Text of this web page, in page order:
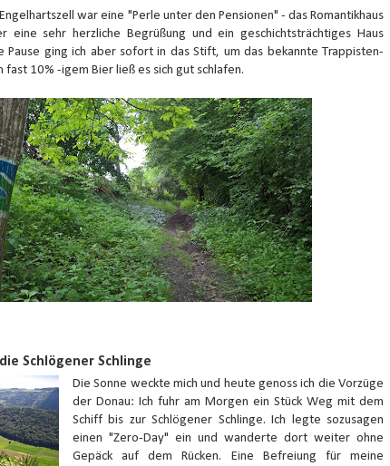
war eine "Perle unter den Pensionen" - das Romantikhaus
eine sehr herzliche Begrüßung und ein geschichtsträchtiges Haus
Pause ging ich aber sofort in das Stift, um das bekannte Trappisten-
fast 10% -igem Bier ließ es sich gut schlafen.
Schlögener Schlinge
Die Sonne weckte mich und heute genoss ich die Vorzüge
der Donau: Ich fuhr am Morgen ein Stück Weg mit dem
Schiff bis zur Schlögener Schlinge. Ich legte sozusagen
einen "Zero-Day" ein und wanderte dort weiter ohne
Gepäck auf dem Rücken. Eine Befreiung für meine